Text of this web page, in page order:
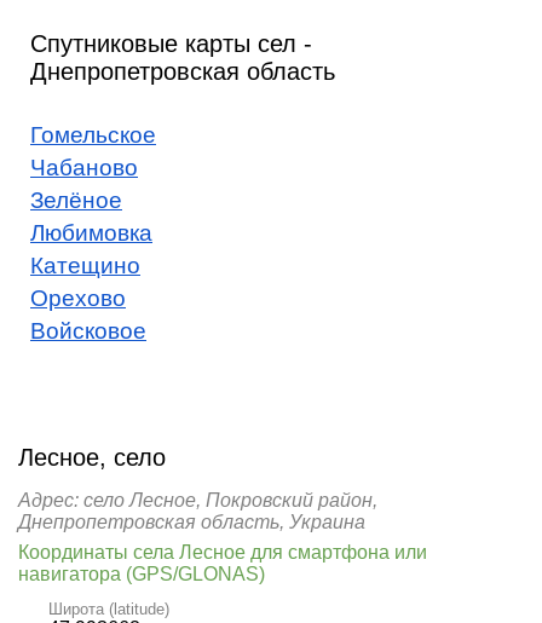
Спутниковые карты сел -
Днепропетровская область
Гомельское
Чабаново
Зелёное
Любимовка
Катещино
Орехово
Войсковое
Лесное, село
Адрес: село Лесное, Покровский район,
Днепропетровская область, Украина
Координаты села Лесное для смартфона или
навигатора (GPS/GLONAS)
Широта (latitude)